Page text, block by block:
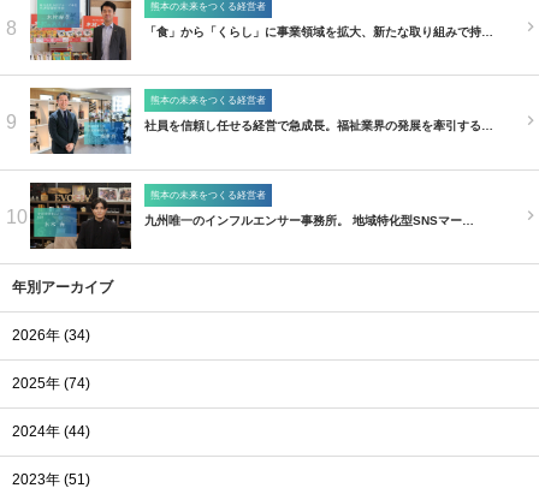
8
熊本の未来をつくる経営者
「食」から「くらし」に事業領域を拡大、新たな取り組みで持…
9
熊本の未来をつくる経営者
社員を信頼し任せる経営で急成長。福祉業界の発展を牽引する…
10
熊本の未来をつくる経営者
九州唯一のインフルエンサー事務所。 地域特化型SNSマー…
年別アーカイブ
2026年 (34)
2025年 (74)
2024年 (44)
2023年 (51)